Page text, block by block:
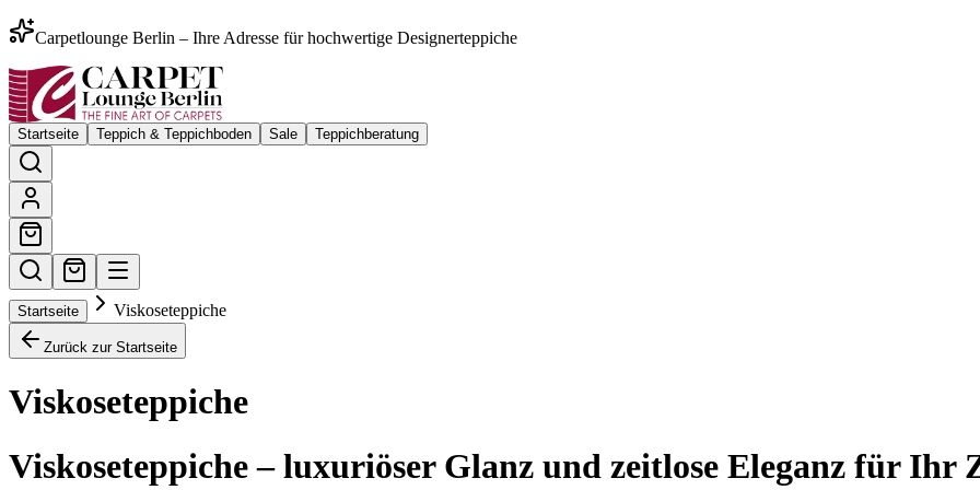
Carpetlounge Berlin – Ihre Adresse für hochwertige Designerteppiche
Startseite Teppich & Teppichboden Sale Teppichberatung
Startseite Viskoseteppiche
Zurück zur Startseite
Viskoseteppiche
Viskoseteppiche – luxuriöser Glanz und zeitlose Eleganz für Ihr